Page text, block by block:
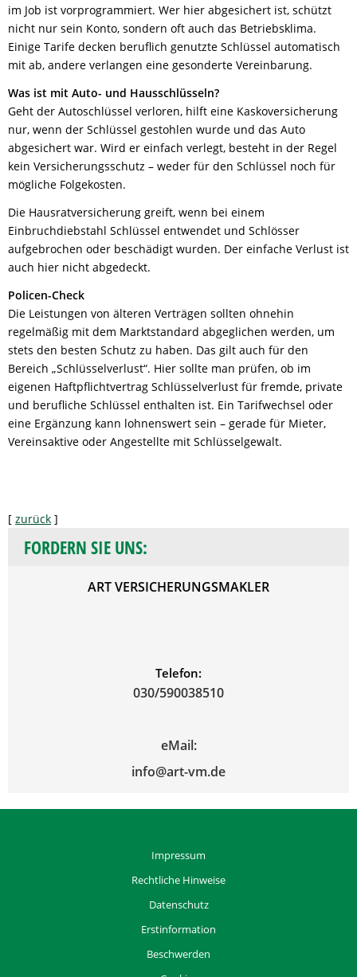
im Job ist vorprogrammiert. Wer hier abgesichert ist, schützt
nicht nur sein Konto, sondern oft auch das Betriebsklima.
Einige Tarife decken beruflich genutzte Schlüssel automatisch
mit ab, andere verlangen eine gesonderte Vereinbarung.
Was ist mit Auto- und Hausschlüsseln?
Geht der Autoschlüssel verloren, hilft eine Kaskoversicherung
nur, wenn der Schlüssel gestohlen wurde und das Auto
abgesichert war. Wird er einfach verlegt, besteht in der Regel
kein Versicherungsschutz – weder für den Schlüssel noch für
mögliche Folgekosten.
Die Hausratversicherung greift, wenn bei einem
Einbruchdiebstahl Schlüssel entwendet und Schlösser
aufgebrochen oder beschädigt wurden. Der einfache Verlust ist
auch hier nicht abgedeckt.
Policen-Check
Die Leistungen von älteren Verträgen sollten ohnehin
regelmäßig mit dem Marktstandard abgeglichen werden, um
stets den besten Schutz zu haben. Das gilt auch für den
Bereich „Schlüsselverlust“. Hier sollte man prüfen, ob im
eigenen Haftpflichtvertrag Schlüsselverlust für fremde, private
und berufliche Schlüssel enthalten ist. Ein Tarifwechsel oder
eine Ergänzung kann lohnenswert sein – gerade für Mieter,
Vereinsaktive oder Angestellte mit Schlüsselgewalt.
[ zurück ]
FORDERN SIE UNS:
ART VERSICHERUNGSMAKLER
Telefon:
030/590038510
eMail:
info@art-vm.de
Impressum
Rechtliche Hinweise
Datenschutz
Erstinformation
Beschwerden